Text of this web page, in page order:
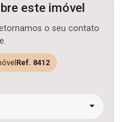
este imóvel
o seu contato
Ref. 8412